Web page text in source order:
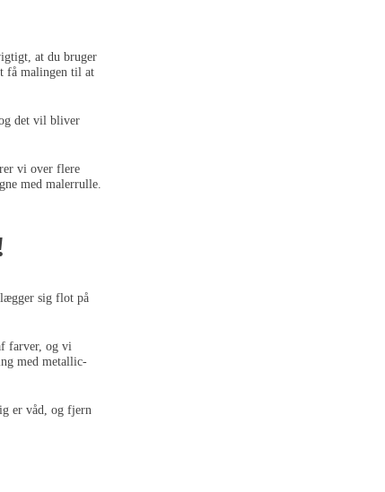
at du bruger
få malingen til at
det vil bliver
vi over flere
med malerrulle.
sig flot på
farver, og vi
med metallic-
er våd, og fjern